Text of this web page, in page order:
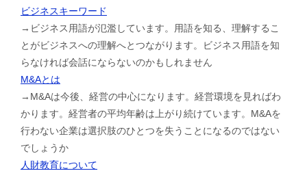
ビジネスキーワード
→ビジネス用語が氾濫しています。用語を知る、理解するこ
とがビジネスへの理解へとつながります。ビジネス用語を知
らなければ会話にならないのかもしれません
M&Aとは
→M&Aは今後、経営の中心になります。経営環境を見ればわ
かります。経営者の平均年齢は上がり続けています。M&Aを
行わない企業は選択肢のひとつを失うことになるのではない
でしょうか
人財教育について